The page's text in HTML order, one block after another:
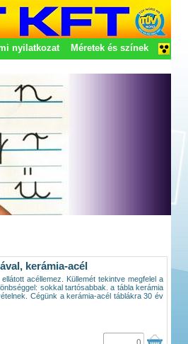
nyilatkozat
Méretek és színek
kerámia-acél
acéllemez. Küllemét tekintve megfelel a
sokkal tartósabbak. a tábla kerámia
Cégünk a kerámia-acél táblákra 30 év